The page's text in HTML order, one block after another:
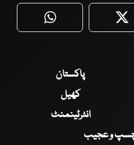
WhatsApp
پاکستان
کھیل
انٹرٹینمنٹ
و عجیب